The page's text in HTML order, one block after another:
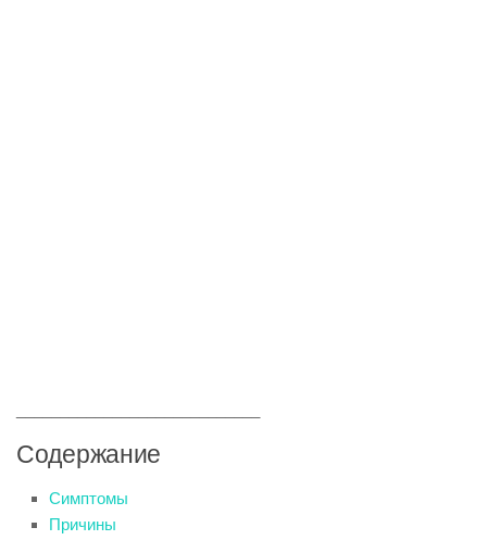
Содержание
Симптомы
Причины